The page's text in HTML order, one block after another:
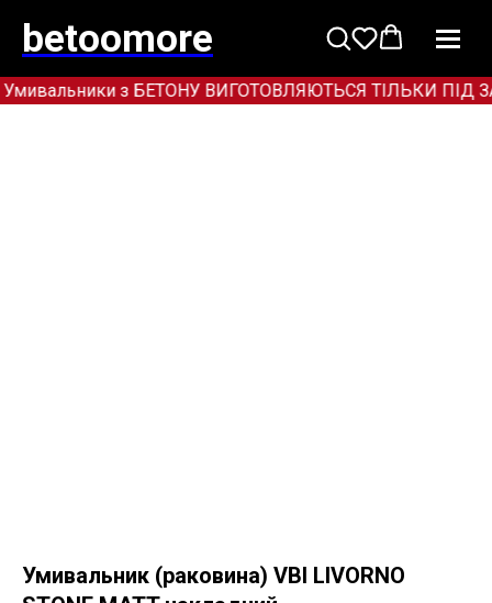
betoomore
з БЕТОНУ ВИГОТОВЛЯЮТЬСЯ ТІЛЬКИ ПІД
Умивальник (раковина) VBI LIVORNO